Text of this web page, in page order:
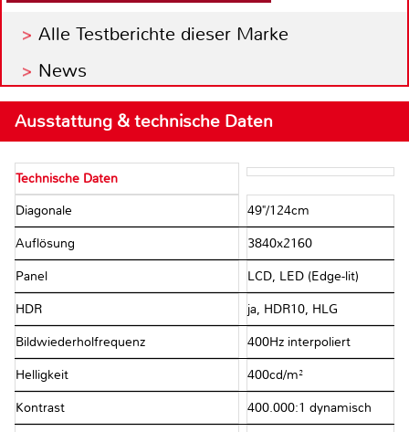
Alle Testberichte dieser Marke
News
Ausstattung & technische Daten
Technische Daten
Diagonale 49"/​124cm
Auflösung 3840x2160
Panel LCD, LED (Edge-lit)
HDR ja, HDR10, HLG
Bildwiederholfrequenz 400Hz interpoliert
Helligkeit 400cd/​m²
Kontrast 400.000:1 dynamisch